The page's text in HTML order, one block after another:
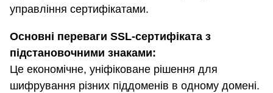
управління сертифікатами.
Основні переваги SSL-сертифіката з
підстановочними знаками:
Це економічне, уніфіковане рішення для
шифрування різних піддоменів в одному домені.